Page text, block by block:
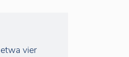
vier